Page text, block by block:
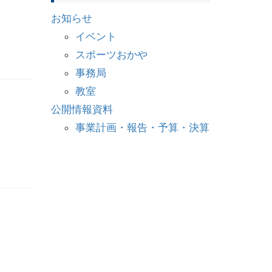
お知らせ
イベント
スポーツおかや
事務局
教室
公開情報資料
事業計画・報告・予算・決算